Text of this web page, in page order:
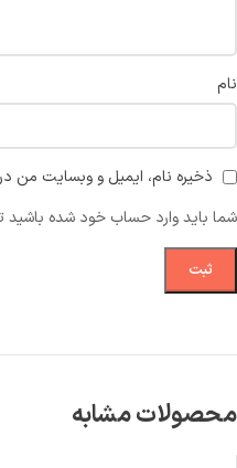
نام
ذخیره نام، ایمیل و وبسایت من
شما باید وارد حساب خود شده باشید
محصولات مشابه